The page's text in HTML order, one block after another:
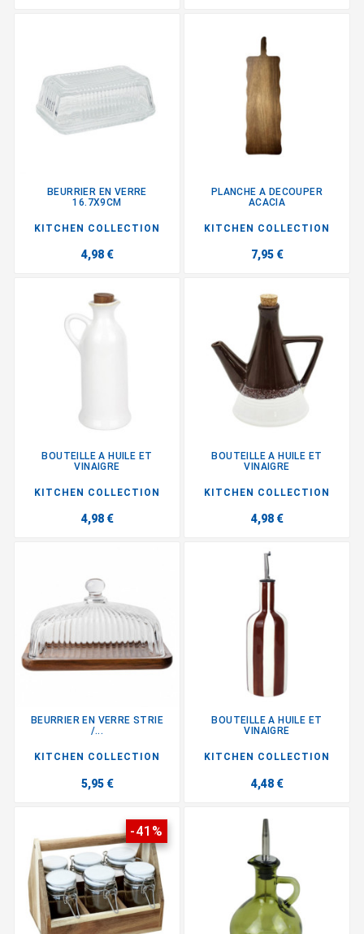
BEURRIER EN VERRE
16.7X9CM
KITCHEN COLLECTION
4,98 €
PLANCHE A DECOUPER
ACACIA
KITCHEN COLLECTION
7,95 €
BOUTEILLE A HUILE ET
VINAIGRE
KITCHEN COLLECTION
4,98 €
BOUTEILLE A HUILE ET
VINAIGRE
KITCHEN COLLECTION
4,98 €
BEURRIER EN VERRE STRIE
/...
KITCHEN COLLECTION
5,95 €
BOUTEILLE A HUILE ET
VINAIGRE
KITCHEN COLLECTION
4,48 €
-41%